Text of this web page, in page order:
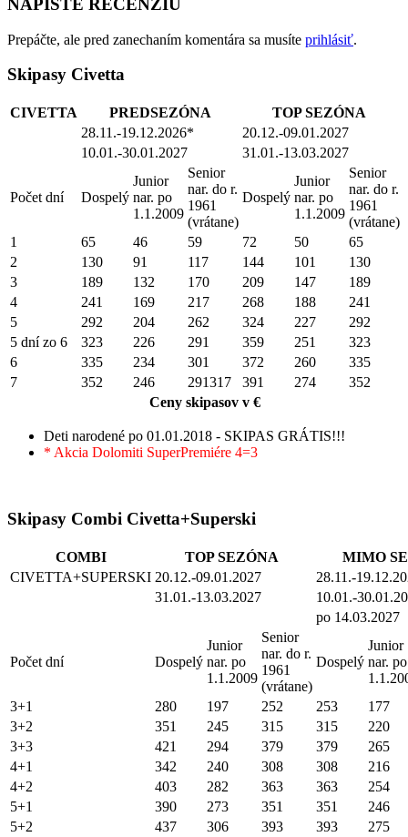
NAPÍŠTE RECENZIU
Prepáčte, ale pred zanechaním komentára sa musíte prihlásiť.
Skipasy Civetta
CIVETTA PREDSEZÓNA
TOP SEZÓNA
28.11.-19.12.2026*
20.12.-09.01.2027
10.01.-30.01.2027
31.01.-13.03.2027
Počet dní Dospelý
Junior
nar. po
1.1.2009
Senior
nar. do r.
1961
(vrátane)
Dospelý
Junior
nar. po
1.1.2009
Senior
nar. do r.
1961
(vrátane)
1
65 46 59 72 50
65
2
130 91 117 144 101
130
3
189 132 170 209 147
189
4
241 169 217 268 188
241
5
292 204 262 324 227
292
5 dní zo 6
323 226 291 359 251
323
6
335 234 301 372 260
335
7
352 246 291317 391 274
352
Ceny skipasov v €
Deti narodené po 01.01.2018 - SKIPAS GRÁTIS!!!
* Akcia Dolomiti SuperPremiére 4=3
Skipasy Combi Civetta+Superski
COMBI TOP SEZÓNA
MIMO
CIVETTA+SUPERSKI 20.12.-09.01.2027
28.11.-
31.01.-13.03.2027
10.01.-
po 14.03.2027
Počet dní Dospelý
Junior
nar. po
1.1.2009
Senior
nar. do r.
1961
(vrátane)
Dospelý
Junior
nar. po
3+1
280 197 252 253
177
3+2
351 245 315 315
220
3+3
421 294 379 379
265
4+1
342 240 308 308
216
4+2
403 282 363 363
254
5+1
390 273 351 351
246
5+2
437 306 393 393
275